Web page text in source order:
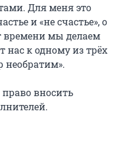
Для меня это
и «не счастье», о
времени мы делаем
нас к одному из трёх
необратим».
право вносить